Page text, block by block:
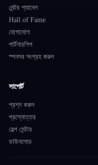
মেন্টর প্যানেল
Hall of Fame
যোগাযোগ
পার্টনারশিপ
স্পনসর সংগ্রহ করুন
সাপোর্ট
প্রশ্ন করুন
প্রশ্নোত্তর
হেল্প সেন্টার
ডাউনলোড